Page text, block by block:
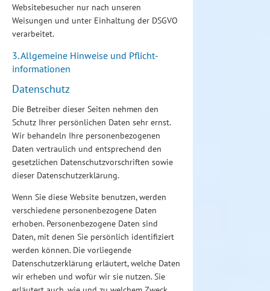
Websitebesucher nur nach unseren
Weisungen und unter Einhaltung der DSGVO
verarbeitet.
3. Allgemeine Hinweise und Pflicht­
informationen
Datenschutz
Die Betreiber dieser Seiten nehmen den
Schutz Ihrer persönlichen Daten sehr ernst.
Wir behandeln Ihre personenbezogenen
Daten vertraulich und entsprechend den
gesetzlichen Datenschutzvorschriften sowie
dieser Datenschutzerklärung.
Wenn Sie diese Website benutzen, werden
verschiedene personenbezogene Daten
erhoben. Personenbezogene Daten sind
Daten, mit denen Sie persönlich identifiziert
werden können. Die vorliegende
Datenschutzerklärung erläutert, welche Daten
wir erheben und wofür wir sie nutzen. Sie